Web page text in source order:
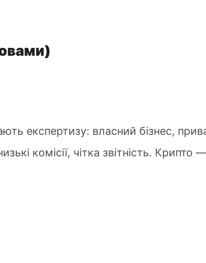
експертизу: власний бізнес,
комісії, чітка звітність. Крипто